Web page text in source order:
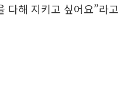
다해 지키고 싶어요”라고